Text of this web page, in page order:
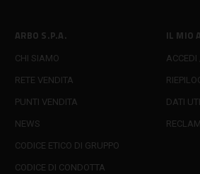
ARBO S.P.A.
CHI SIAMO
RETE VENDITA
PUNTI VENDITA
NEWS
CODICE ETICO DI GRUPPO
CODICE DI CONDOTTA
IL MIO
ACCEDI
DATI